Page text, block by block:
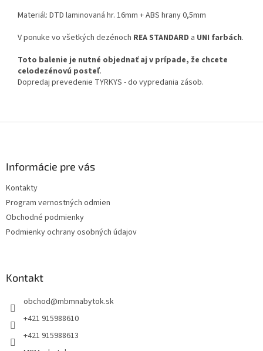
Materiál: DTD laminovaná hr. 16mm + ABS hrany 0,5mm
V ponuke vo všetkých dezénoch REA STANDARD a UNI farbách.
Toto balenie je nutné objednať aj v prípade, že chcete
celodezénovú posteľ.
Dopredaj prevedenie TYRKYS - do vypredania zásob.
Informácie pre vás
Kontakty
Program vernostných odmien
Obchodné podmienky
Podmienky ochrany osobných údajov
Kontakt
obchod@mbmnabytok.sk
+421 915988610
+421 915988613